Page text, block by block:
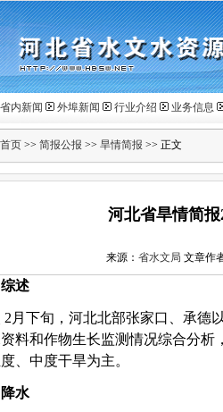
省内新闻 外埠新闻 行业介绍 业务信息
首页 >> 简报公报 >> 旱情简报 >> 正文
河北省旱情简
来源： 省水文局 文章作
述
2 月下旬，河北北部张家口、承德
料和作物生长监测情况综合分
、中度干旱为主。
水